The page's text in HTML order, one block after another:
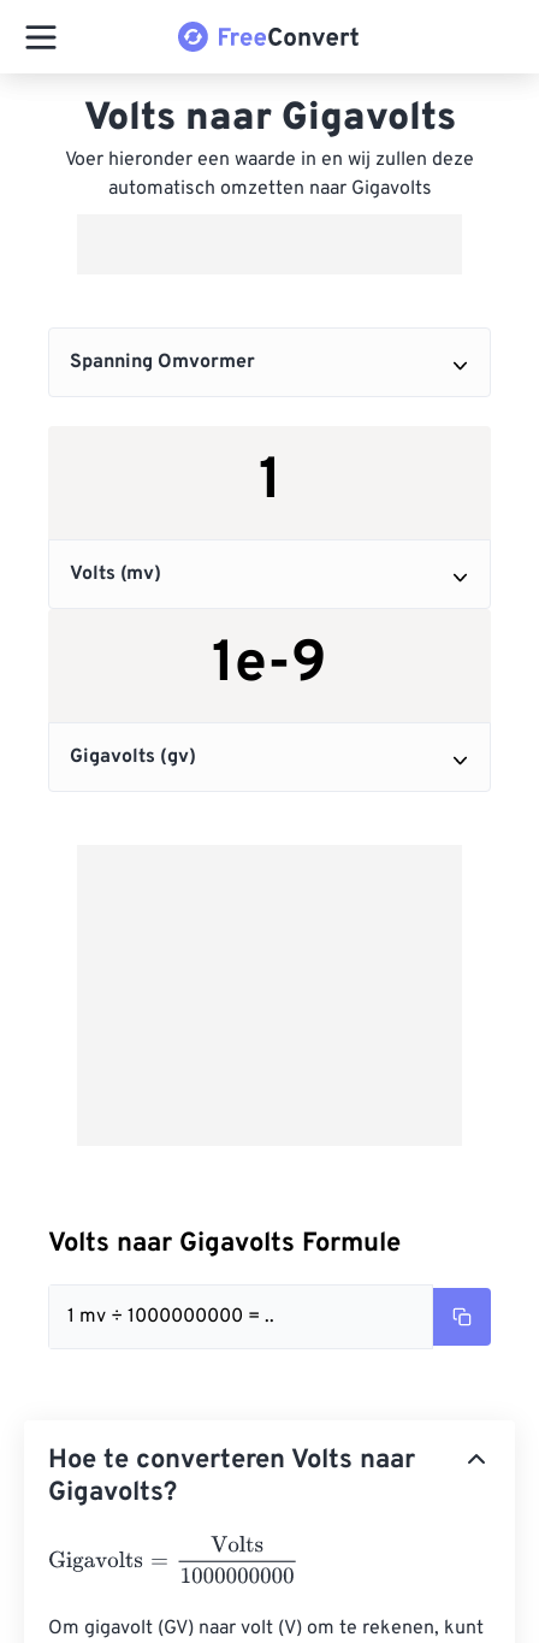
Volts naar Gigavolts
Voer hieronder een waarde in en wij zullen deze
automatisch omzetten naar Gigavolts
Volts naar Gigavolts Formule
1 mv ÷ 1000000000 = ..
Hoe te converteren Volts naar
Gigavolts?
Gigavolts= 1000000000
Om gigavolt (GV) naar volt (V) om te rekenen, kunt